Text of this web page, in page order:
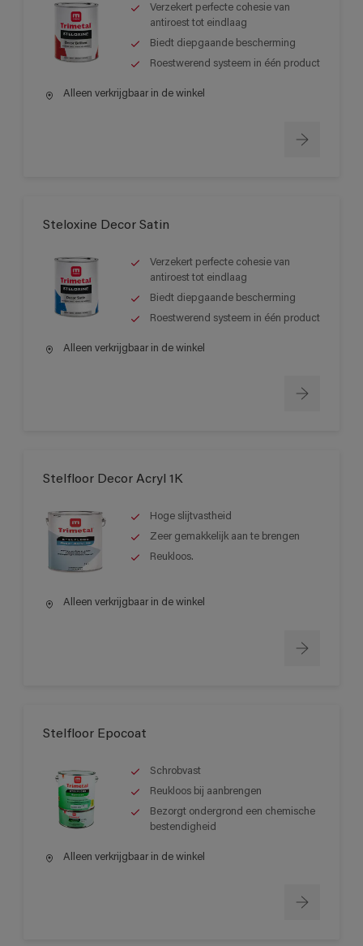
Verzekert perfecte cohesie van
antiroest tot eindlaag
Biedt diepgaande bescherming
Roestwerend systeem in één product
Alleen verkrijgbaar in de winkel
Steloxine Decor Satin
Verzekert perfecte cohesie van
antiroest tot eindlaag
Biedt diepgaande bescherming
Roestwerend systeem in één product
Alleen verkrijgbaar in de winkel
Stelfloor Decor Acryl 1K
Hoge slijtvastheid
Zeer gemakkelijk aan te brengen
Reukloos.
Alleen verkrijgbaar in de winkel
Stelfloor Epocoat
Schrobvast
Reukloos bij aanbrengen
Bezorgt ondergrond een chemische
bestendigheid
Alleen verkrijgbaar in de winkel